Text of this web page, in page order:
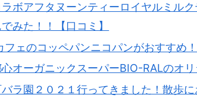
ボアフタヌーンティーロイヤルミル
みた！！【口コミ】
フェのコッペパンニコパンがおすすめ！
オーガニックスーパーBIO-RALのオリ
ラ園２０２１行ってきました！散歩